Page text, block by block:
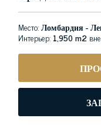
Место:Ломбардия -
Интерьер: 1,950 m2